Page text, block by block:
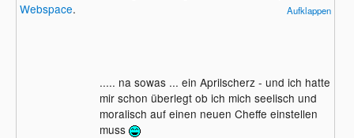
Webspace.
nicht sofort, sondern erst zum 01.09.2010 .
Aufklappen
..... na sowas ... ein Aprilscherz - und ich hatte
mir schon überlegt ob ich mich seelisch und
moralisch auf einen neuen Cheffe einstellen
muss